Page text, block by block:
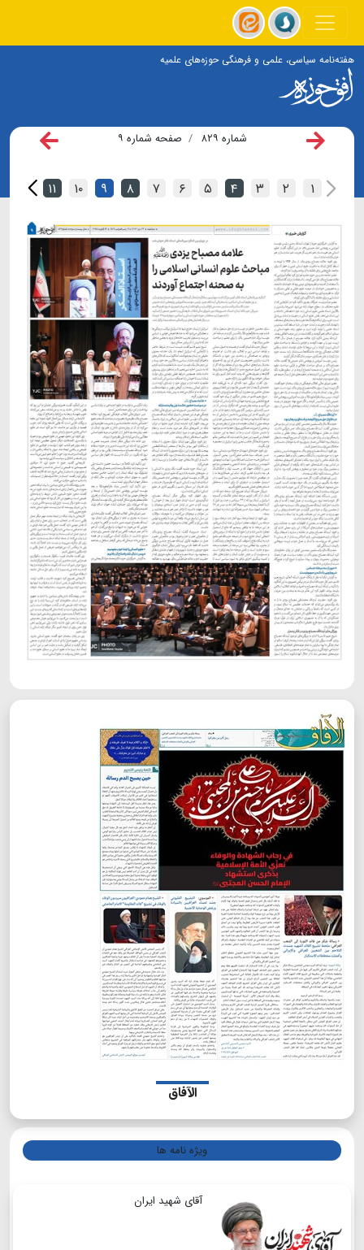
هفته‌نامه سیاسی، علمی و فرهنگی حوزه‌های علمیه
شماره ۸۲۹ صفحه شماره ۹
۱ ۲ ۳ ۴ ۵ ۶ ۷ ۸ ۹ ۱۰ ۱۱ ۱۲
الآفاق
ویژه نامه ها
آقای شهید ایران